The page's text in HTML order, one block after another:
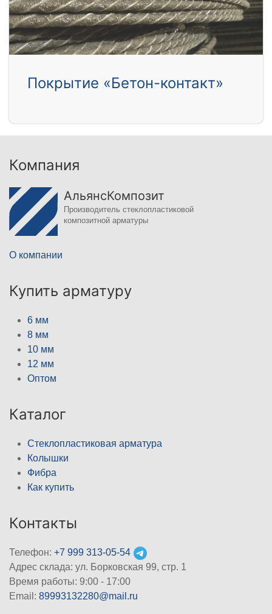
Покрытие «Бетон-контакт»
Компания
АльянсКомпозит
Производитель стеклопластиковой
композитной арматуры
О компании
Купить арматуру
6 мм
8 мм
10 мм
12 мм
Оптом
Каталог
Стеклопластиковая арматура
Колышки
Фибра
Как купить
Контакты
Телефон: +7 999 313-05-54
Адрес склада: ул. Борковская 99, стр. 1
Время работы: 9:00 - 17:00
Email: 89993132280@mail.ru